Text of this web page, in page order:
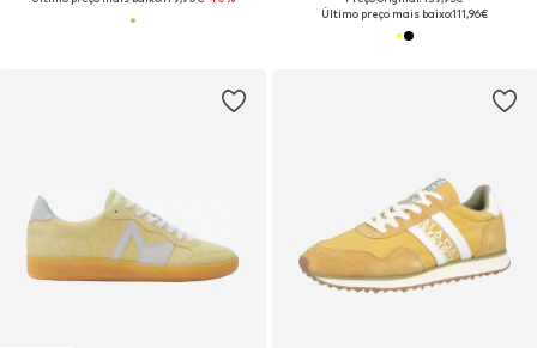
Último preço mais baixo:111,96€